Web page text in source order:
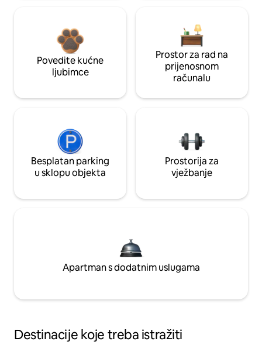
Povedite kućne
ljubimce
Prostor za rad na
prijenosnom
računalu
Besplatan parking
u sklopu objekta
Prostorija za
vježbanje
Apartman s dodatnim uslugama
Destinacije koje treba istražiti